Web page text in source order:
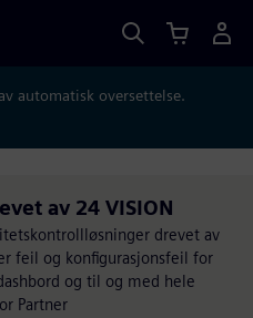
automatisk oversettelse.
av 24 VISION
drevet av
feil og konfigurasjonsfeil for
og til og med hele
Partner